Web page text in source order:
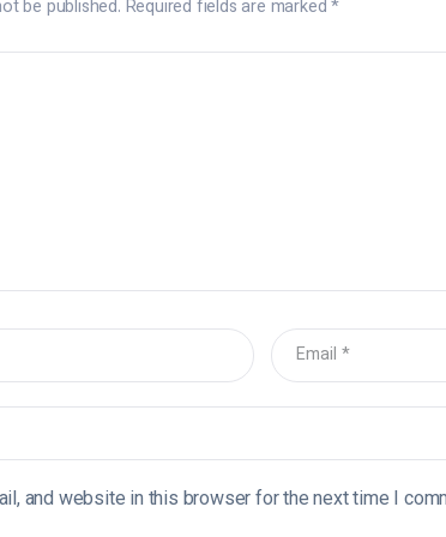
be published. Required fields are marked*
and website in this browser for the next time I